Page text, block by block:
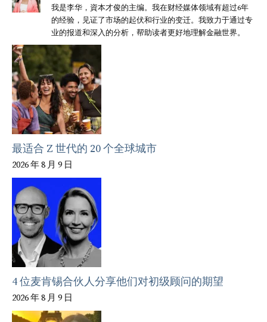
我是李华，資本才俊的主编。我在财经媒体领域有超过6年
的经验，见证了市场的起伏和行业的变迁。我致力于通过专
业的报道和深入的分析，帮助读者更好地理解金融世界。
最适合 Z 世代的 20 个全球城市
2026 年 8 月 9 日
4 位麦肯锡合伙人分享他们对初级顾问的期望
2026 年 8 月 9 日